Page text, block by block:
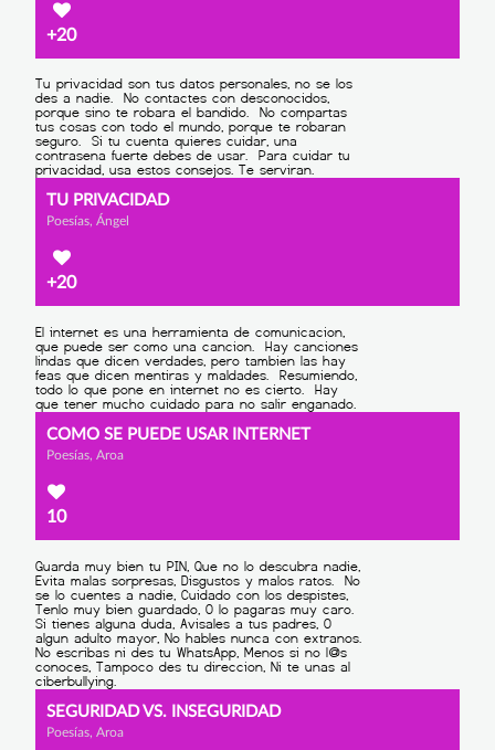
+20
TU PRIVACIDAD
Poesías, Ángel
+20
COMO SE PUEDE USAR INTERNET
Poesías, Aroa
10
SEGURIDAD VS. INSEGURIDAD
Poesías, Aroa